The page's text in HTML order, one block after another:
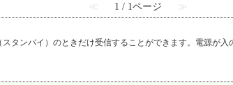
≪ 1 / 1ページ ≫
タンバイ）のときだけ受信することができます。電源が